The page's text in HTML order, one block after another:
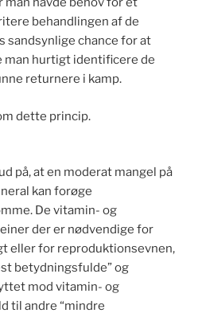
behandlingen af de
sandsynlige chance for at
man hurtigt identificere de
returnere i kamp.
dette princip.
på, at en moderat mangel på
kan forøge
De vitamin- og
der er nødvendige for
eller for reproduktionsevnen,
betydningsfulde” og
mod vitamin- og
til andre “mindre